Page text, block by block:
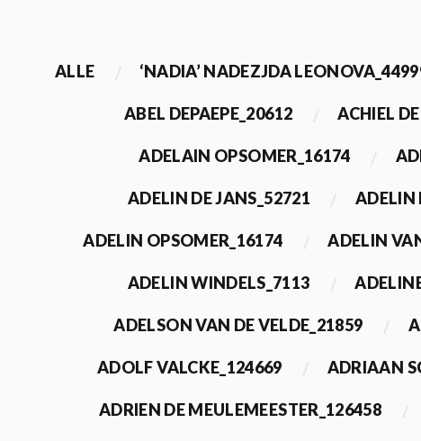
ALLE ‘NADIA’ NADEZJDA
ABEL DEPAEPE_20612 ACHIEL
ADELAIN OPSOMER_16174
ADELIN DE JANS_52721 ADELIN
ADELIN OPSOMER_16174 ADELIN
ADELIN WINDELS_7113
ADELSON VAN DE VELDE_21859
ADOLF VALCKE_124669 ADRIAAN
ADRIEN DE MEULEMEESTER_126458